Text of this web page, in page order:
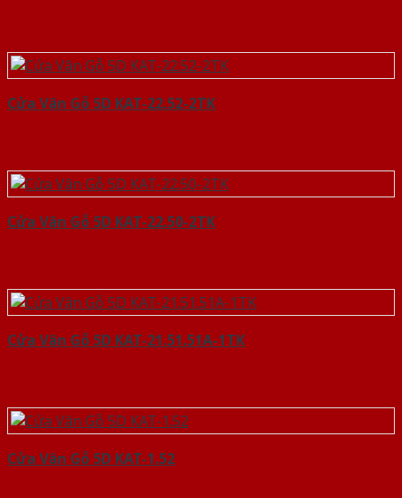
Cửa Vân Gỗ 5D KAT-22.52-2TK
Cửa Vân Gỗ 5D KAT-22.50-2TK
Cửa Vân Gỗ 5D KAT-21.51.51A-1TK
Cửa Vân Gỗ 5D KAT-1.52